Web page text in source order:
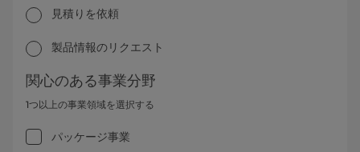
見積りを依頼
製品情報のリクエスト
関心のある事業分野
1つ以上の事業領域を選択する
パッケージ事業